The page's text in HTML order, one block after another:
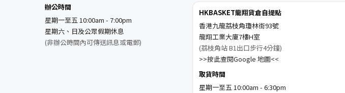
辦公時間
星期一至五 10:00am - 7:00pm
星期六、日及公眾假期休息
(非辦公時間內可傳送訊息或電郵)
HKBASKET龍翔貨倉自提點
香港九龍荔枝角瓊林街93號
龍翔工業大廈7樓H室
(荔枝角站 B1出口步行4分鐘)
>>按此查閱Google 地圖<<
取貨時間
星期一至五 10:00am - 6:30pm